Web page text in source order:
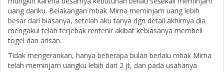
uang dariku. Belakangan mbak Mirna meminjam uang lebih
besar dari biasanya, setelah aku tanya dgn detail akhirnya dia
mengakui telah terjebak rentenir akibat kebiasanya membeli
togel dan arisan.
Tidak mengerankan, hanya beberapa bulan berlalu mbak Mirna
telah meminjam uangku lebih dari 2 jt, dan pada usahanya